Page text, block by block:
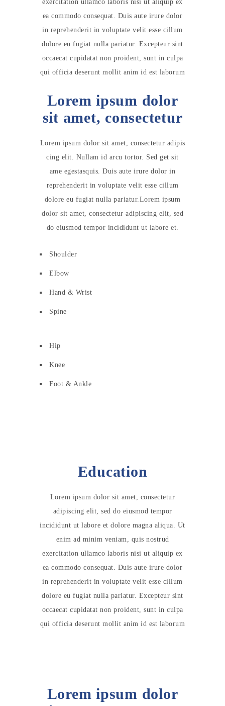
exercitation ullamco laboris nisi ut aliquip ex
ea commodo consequat. Duis aute irure dolor
in reprehenderit in voluptate velit esse cillum
dolore eu fugiat nulla pariatur. Excepteur sint
occaecat cupidatat non proident, sunt in culpa
qui officia deserunt mollit anim id est laborum
Lorem ipsum dolor
sit amet, consectetur
Lorem ipsum dolor sit amet, consectetur adipis
cing elit. Nullam id arcu tortor. Sed get sit
ame egestasquis. Duis aute irure dolor in
reprehenderit in voluptate velit esse cillum
dolore eu fugiat nulla pariatur.Lorem ipsum
dolor sit amet, consectetur adipiscing elit, sed
do eiusmod tempor incididunt ut labore et.
Shoulder
Elbow
Hand & Wrist
Spine
Hip
Knee
Foot & Ankle
Education
Lorem ipsum dolor sit amet, consectetur
adipiscing elit, sed do eiusmod tempor
incididunt ut labore et dolore magna aliqua. Ut
enim ad minim veniam, quis nostrud
exercitation ullamco laboris nisi ut aliquip ex
ea commodo consequat. Duis aute irure dolor
in reprehenderit in voluptate velit esse cillum
dolore eu fugiat nulla pariatur. Excepteur sint
occaecat cupidatat non proident, sunt in culpa
qui officia deserunt mollit anim id est laborum
Lorem ipsum dolor